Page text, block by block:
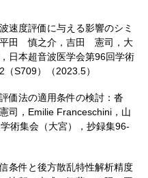
速度評価に与える影響のシミ
田 慎之介，吉田 憲司，大
本超音波医学会第96回学術
S709）（2023.5）
価法の適用条件の検討：沓
，Emilie Franceschini，山
術集会（大宮），抄録集96-
条件と後方散乱特性解析精度